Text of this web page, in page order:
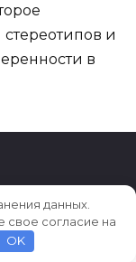
и
в
данных.
свое согласие на
OK